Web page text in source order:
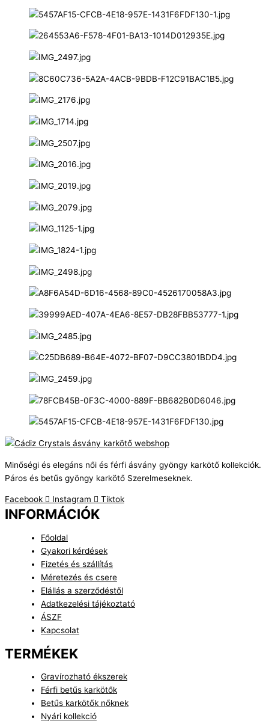
Minőségi és elegáns női és férfi ásvány gyöngy karkötő kollekciók.
Páros és betűs gyöngy karkötő Szerelmeseknek.
Facebook Instagram Tiktok
INFORMÁCIÓK
Főoldal
Gyakori kérdések
Fizetés és szállítás
Méretezés és csere
Elállás a szerződéstől
Adatkezelési tájékoztató
ÁSZF
Kapcsolat
TERMÉKEK
Gravírozható ékszerek
Férfi betűs karkötők
Betűs karkötők nőknek
Nyári kollekció